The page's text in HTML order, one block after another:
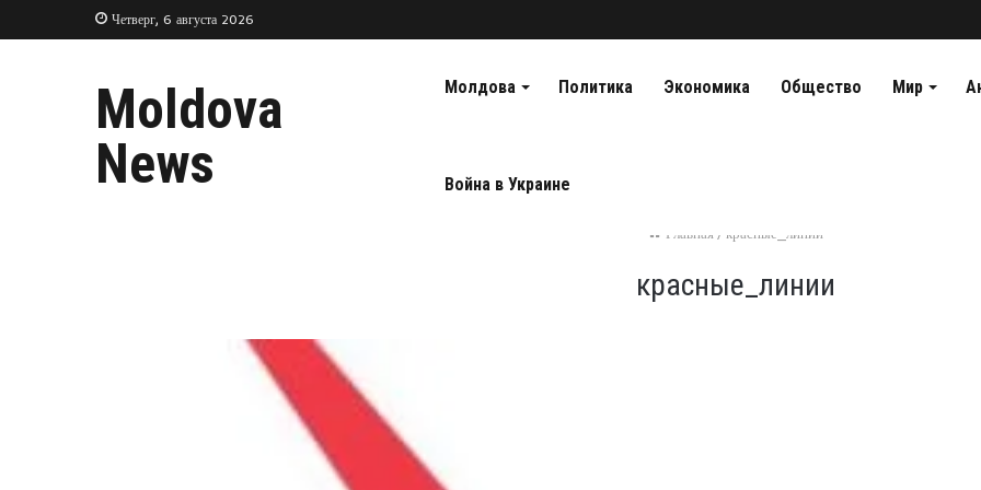
Четверг, 6 августа 2026
Moldova
News
Молдова Политика Экономика Общество Мир
Война в Украине
Главная / красные_линии
красные_линии